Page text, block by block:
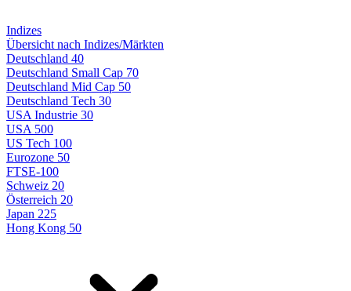
Indizes
Übersicht nach Indizes/Märkten
Deutschland 40
Deutschland Small Cap 70
Deutschland Mid Cap 50
Deutschland Tech 30
USA Industrie 30
USA 500
US Tech 100
Eurozone 50
FTSE-100
Schweiz 20
Österreich 20
Japan 225
Hong Kong 50